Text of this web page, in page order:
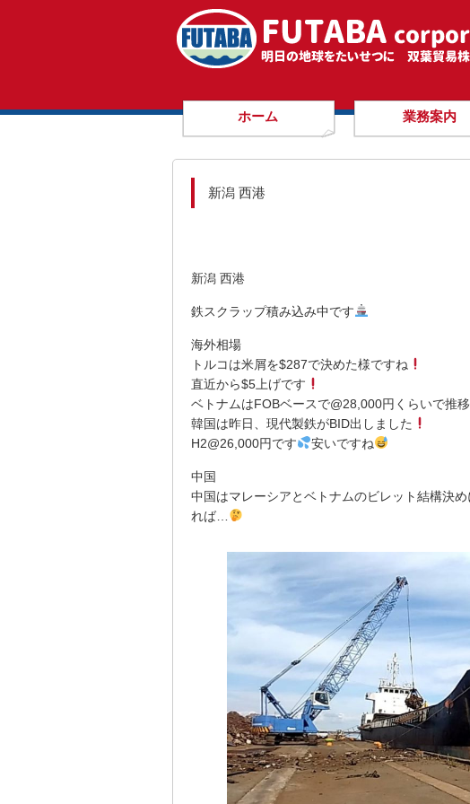
ホーム 業務案内
新潟 西港
新潟 西港
鉄スクラップ積み込み中です
海外相場
トルコは米屑を$287で決めた様ですね
直近から$5上げです
ベトナムはFOBベースで@28,000円くらいで推
韓国は昨日、現代製鉄がBID出しました
H2@26,000円です
安いですね
中国
中国はマレーシアとベトナムのビレット結構決
れば…